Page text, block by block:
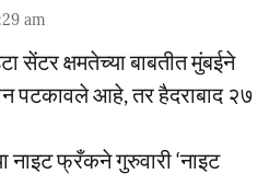
am
सेंटर क्षमतेच्या बाबतीत मुंबईने
पटकावले आहे, तर हैदराबाद २७
फ्रँकने गुरुवारी ‘नाइट